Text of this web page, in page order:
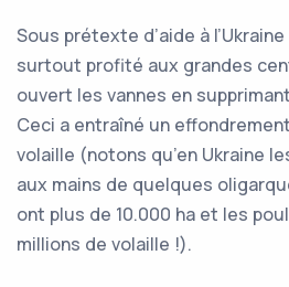
Sous prétexte d’aide à
surtout profité aux grandes
ouvert les vannes en
Ceci a entraîné un
volaille (notons qu’en Ukraine
aux mains de quelques
ont plus de 10.000 ha et les
millions de volaille !).